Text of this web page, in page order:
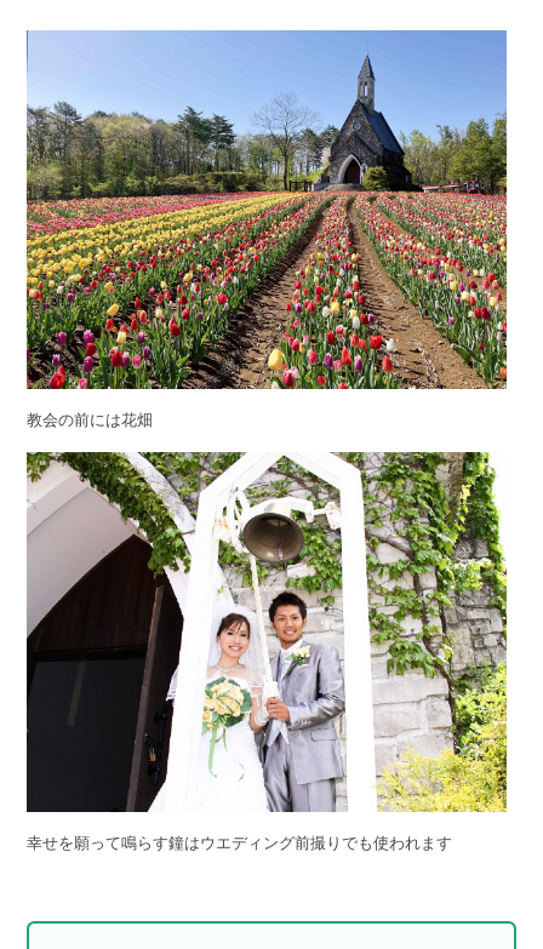
教会の前には花畑
幸せを願って鳴らす鐘はウエディング前撮りでも使われます